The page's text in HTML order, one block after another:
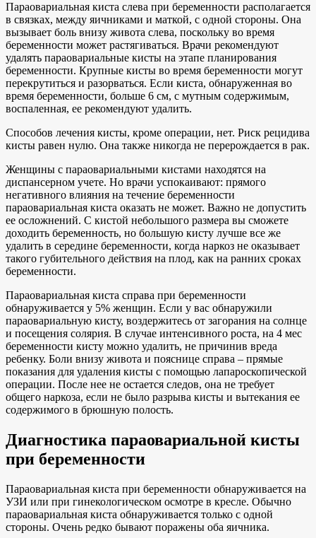
Параовариальная киста слева при беременности располагается
в связках, между яичниками и маткой, с одной стороны. Она
вызывает боль внизу живота слева, поскольку во время
беременности может растягиваться. Врачи рекомендуют
удалять параовариальные кисты на этапе планирования
беременности. Крупные кисты во время беременности могут
перекрутиться и разорваться. Если киста, обнаруженная во
время беременности, больше 6 см, с мутным содержимым,
воспаленная, ее рекомендуют удалить.
Способов лечения кисты, кроме операции, нет. Риск рецидива
кисты равен нулю. Она также никогда не перерождается в рак.
Женщины с параовариальными кистами находятся на
диспансерном учете. Но врачи успокаивают: прямого
негативного влияния на течение беременности
параовариальная киста оказать не может. Важно не допустить
ее осложнений. С кистой небольшого размера вы сможете
доходить беременность, но большую кисту лучше все же
удалить в середине беременности, когда наркоз не оказывает
такого губительного действия на плод, как на ранних сроках
беременности.
Параовариальная киста справа при беременности
обнаруживается у 5% женщин. Если у вас обнаружили
параовариальную кисту, воздержитесь от загорания на солнце
и посещения солярия. В случае интенсивного роста, на 4 мес
беременности кисту можно удалить, не причинив вреда
ребенку. Боли внизу живота и пояснице справа – прямые
показания для удаления кисты с помощью лапароскопической
операции. После нее не остается следов, она не требует
общего наркоза, если не было разрыва кисты и вытекания ее
содержимого в брюшную полость.
Диагностика параовариальной кисты
при беременности
Параовариальная киста при беременности обнаруживается на
УЗИ или при гинекологическом осмотре в кресле. Обычно
параовариальная киста обнаруживается только с одной
стороны. Очень редко бывают поражены оба яичника.